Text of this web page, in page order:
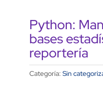
Python:
bases
reportería
Categoría: Sin